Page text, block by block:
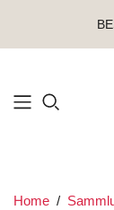
Home /